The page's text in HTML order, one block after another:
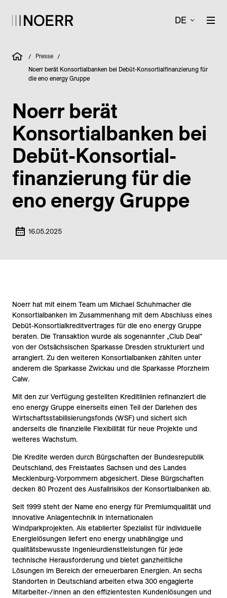
DE
/ Presse /
Noerr berät Konsortialbanken bei Debüt-Konsortialfinanzierung für
die eno energy Gruppe
Noerr berät
Konsortial­banken bei
Debüt-Konsortial­
finanzierung für die
eno energy Gruppe
16.05.2025
Noerr hat mit einem Team um Michael Schuhmacher die
Konsortialbanken im Zusammenhang mit dem Abschluss eines
Debüt-Konsortialkreditvertrages für die eno energy Gruppe
beraten. Die Transaktion wurde als sogenannter „Club Deal“
von der Ostsächsischen Sparkasse Dresden strukturiert und
arrangiert. Zu den weiteren Konsortialbanken zählten unter
anderem die Sparkasse Zwickau und die Sparkasse Pforzheim
Calw.
Mit den zur Verfügung gestellten Kreditlinien refinanziert die
eno energy Gruppe einerseits einen Teil der Darlehen des
Wirtschaftsstabilisierungsfonds (WSF) und sichert sich
anderseits die finanzielle Flexibilität für neue Projekte und
weiteres Wachstum.
Die Kredite werden durch Bürgschaften der Bundesrepublik
Deutschland, des Freistaates Sachsen und des Landes
Mecklenburg-Vorpommern abgesichert. Diese Bürgschaften
decken 80 Prozent des Ausfallrisikos der Konsortialbanken ab.
Seit 1999 steht der Name eno energy für Premiumqualität und
innovative Anlagentechnik in internationalen
Windparkprojekten. Als etablierter Spezialist für individuelle
Energielösungen liefert eno energy unabhängige und
qualitätsbewusste Ingenieurdienstleistungen für jede
technische Herausforderung und bietet ganzheitliche
Lösungen im Bereich der erneuerbaren Energien. An sechs
Standorten in Deutschland arbeiten etwa 300 engagierte
Mitarbeiter-/innen an den effizientesten Kundenlösungen und